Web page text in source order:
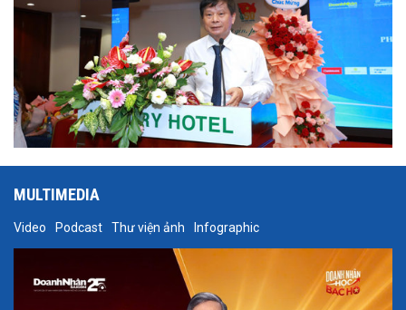
MULTIMEDIA
Video Podcast Thư viện ảnh Infographic